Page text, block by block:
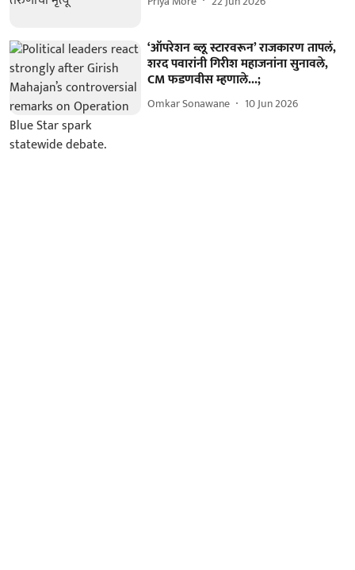
‘ऑपरेशन ब्लू स्टारवरून’ राजकारण तापलं,
शरद पवारांनी गिरीश महाजनांना सुनावले,
CM फडणवीस म्हणाले...;
Omkar Sonawane 10 Jun 2026